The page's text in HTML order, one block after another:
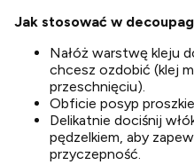
Jak stosować w
Nałóż warstwę kleju
chcesz ozdobić (klej
przeschnięciu).
Obficie posyp
Delikatnie dociśnij
pędzelkiem, aby
przyczepność.